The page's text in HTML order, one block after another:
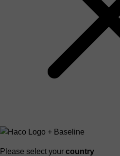
Please select your country